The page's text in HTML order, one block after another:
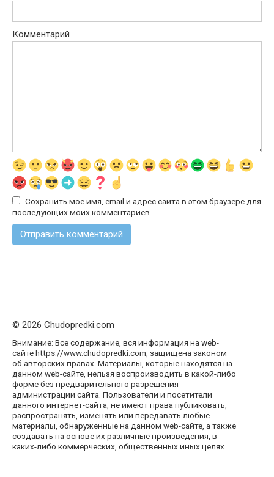
Комментарий
Сохранить моё имя, email и адрес сайта в этом браузере для
последующих моих комментариев.
© 2026 Chudopredki.com
Внимание: Все содержание, вся информация на web-
сайте https://www.chudopredki.com, защищена законом
об авторских правах. Материалы, которые находятся на
данном web-сайте, нельзя воспроизводить в какой-либо
форме без предварительного разрешения
администрации сайта. Пользователи и посетители
данного интернет-сайта, не имеют права публиковать,
распространять, изменять или передавать любые
материалы, обнаруженные на данном web-сайте, а также
создавать на основе их различные произведения, в
каких-либо коммерческих, общественных иных целях..